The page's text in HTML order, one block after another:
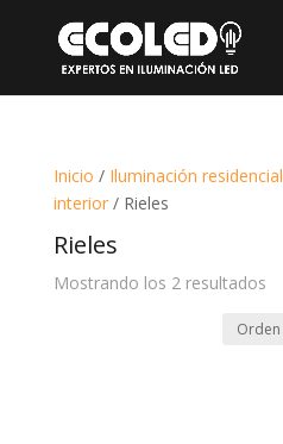
Inicio / Iluminación residencial
interior/ Rieles
Rieles
Mostrando los 2 resultados